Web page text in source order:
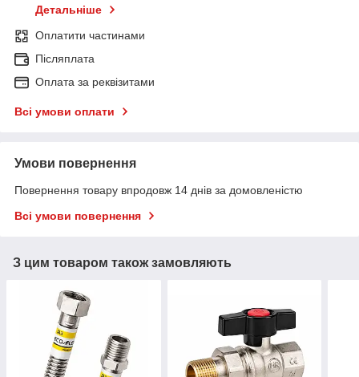
Детальніше
Оплатити частинами
Післяплата
Оплата за реквізитами
Всі умови оплати
Умови повернення
Повернення товару впродовж 14 днів за домовленістю
Всі умови повернення
З цим товаром також замовляють